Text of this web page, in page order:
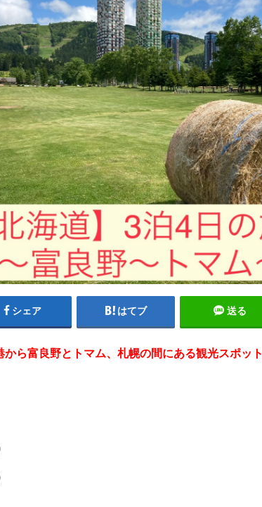
シェア はてブ 送る
から富良野とトマム、札幌の間にある観光スポット